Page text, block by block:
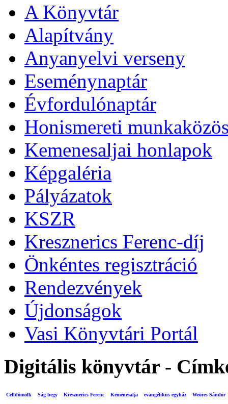
A Könyvtár
Alapítvány
Anyanyelvi verseny
Eseménynaptár
Évfordulónaptár
Honismereti
Kemenesaljai honlapok
Képgaléria
Pályázatok
KSZR
Kresznerics Ferenc-díj
Önkéntes regisztráció
Rendezvények
Újdonságok
Vasi Könyvtári Portál
Digitális könyvtár -
Celldömölk Ság hegy Kresznerics Ferenc Kemenesalja evangélikus egyház Weöres Sándor